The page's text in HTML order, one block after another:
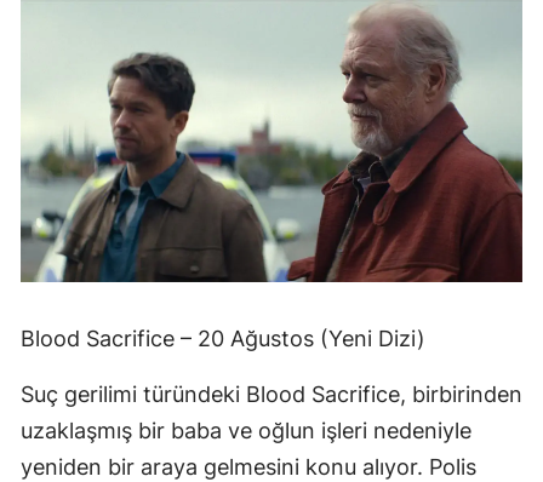
Blood Sacrifice – 20 Ağustos (Yeni Dizi)
Suç gerilimi türündeki Blood Sacrifice, birbirinden
uzaklaşmış bir baba ve oğlun işleri nedeniyle
yeniden bir araya gelmesini konu alıyor. Polis